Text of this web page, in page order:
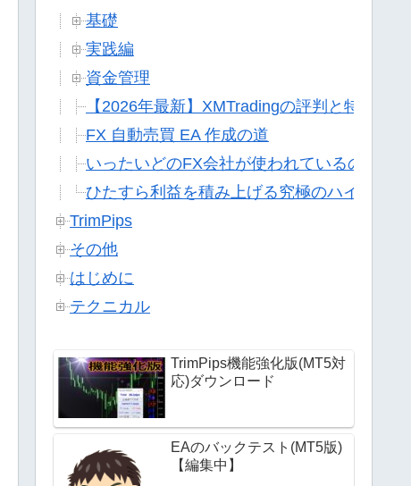
基礎
実践編
資金管理
【2026年最新】XMTradingの評判と特徴：
FX 自動売買 EA 作成の道
いったいどのFX会社が使われているのか?
ひたすら利益を積み上げる究極のハイブリ
TrimPips
その他
はじめに
テクニカル
TrimPips機能強化版(MT5対
応)ダウンロード
EAのバックテスト(MT5版)
【編集中】